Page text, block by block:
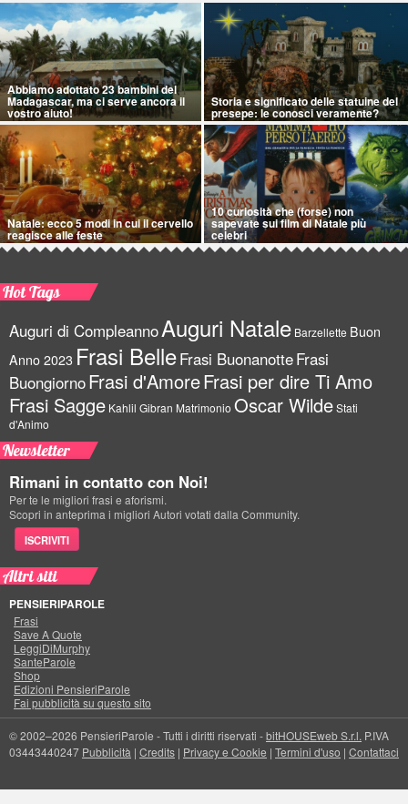
Abbiamo adottato 23 bambini del
Madagascar, ma ci serve ancora il
vostro aiuto!
Storia e significato delle statuine del
presepe: le conosci veramente?
Natale: ecco 5 modi in cui il cervello
reagisce alle feste
10 curiosità che (forse) non
sapevate sui film di Natale più
celebri
Hot Tags
Auguri di CompleannoAuguri Natale Barzellette Buon
Anno 2023 Frasi BelleFrasi BuonanotteFrasi
BuongiornoFrasi d'AmoreFrasi per dire Ti Amo
Frasi Sagge Kahlil Gibran Matrimonio Oscar WildeStati
d'Animo
Newsletter
Rimani in contatto con Noi!
Per te le migliori frasi e aforismi.
Scopri in anteprima i migliori Autori votati dalla Community.
ISCRIVITI
Altri siti
PENSIERIPAROLE
Frasi
Save A Quote
LeggiDiMurphy
SanteParole
Shop
Edizioni PensieriParole
Fai pubblicità su questo sito
© 2002–2026 PensieriParole - Tutti i diritti riservati -bitHOUSEweb S.r.l. P.IVA
03443440247 Pubblicità | Credits | Privacy e Cookie | Termini d'uso | Contattaci